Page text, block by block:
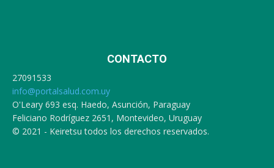
CONTACTO
27091533
info@portalsalud.com.uy
O'Leary 693 esq. Haedo, Asunción, Paraguay
Feliciano Rodríguez 2651, Montevideo, Uruguay
© 2021 - Keiretsu todos los derechos reservados.